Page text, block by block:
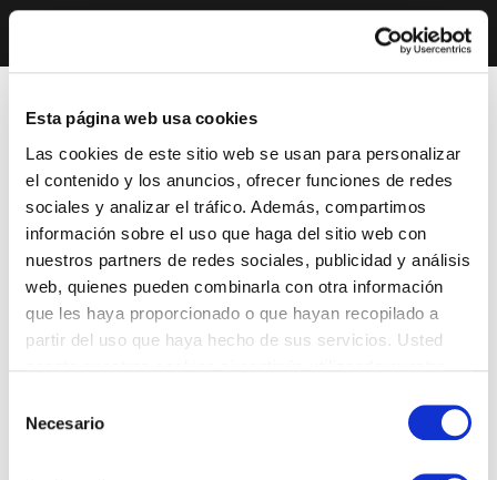
Esta página web usa cookies
Las cookies de este sitio web se usan para personalizar
el contenido y los anuncios, ofrecer funciones de redes
sociales y analizar el tráfico. Además, compartimos
información sobre el uso que haga del sitio web con
nuestros partners de redes sociales, publicidad y análisis
web, quienes pueden combinarla con otra información
que les haya proporcionado o que hayan recopilado a
partir del uso que haya hecho de sus servicios. Usted
Necesario